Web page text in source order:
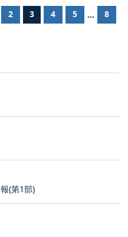
2 3 4 5 ... 8
(第1部)